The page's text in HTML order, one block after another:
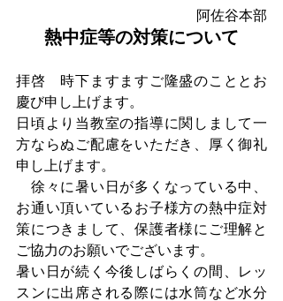
阿佐谷本部
熱中症等の対策について
拝啓　時下ますますご隆盛のこととお
慶び申し上げます。
日頃より当教室の指導に関しまして一
方ならぬご配慮をいただき、厚く御礼
申し上げます。
徐々に暑い日が多くなっている中、
お通い頂いているお子様方の熱中症対
策につきまして、保護者様にご理解と
ご協力のお願いでございます。
暑い日が続く今後しばらくの間、レッ
スンに出席される際には水筒など水分